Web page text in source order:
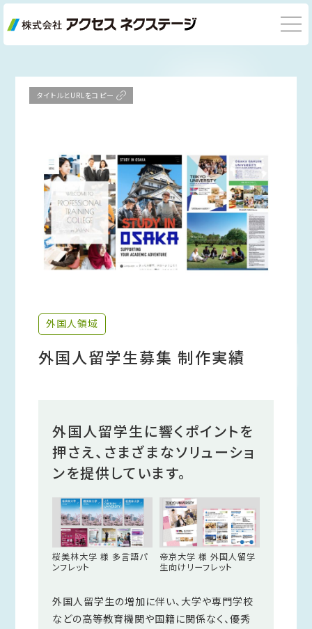
タイトルとURLをコピー
外国人領域
外国人留学生募集 制作実績
外国人留学生に響くポイントを
押さえ、さまざまなソリューショ
ンを提供しています。
桜美林大学 様 多言語パ
ンフレット
帝京大学 様 外国人留学
生向けリーフレット
外国人留学生の増加に伴い、大学や専門学校
などの高等教育機関や国籍に関係なく、優秀